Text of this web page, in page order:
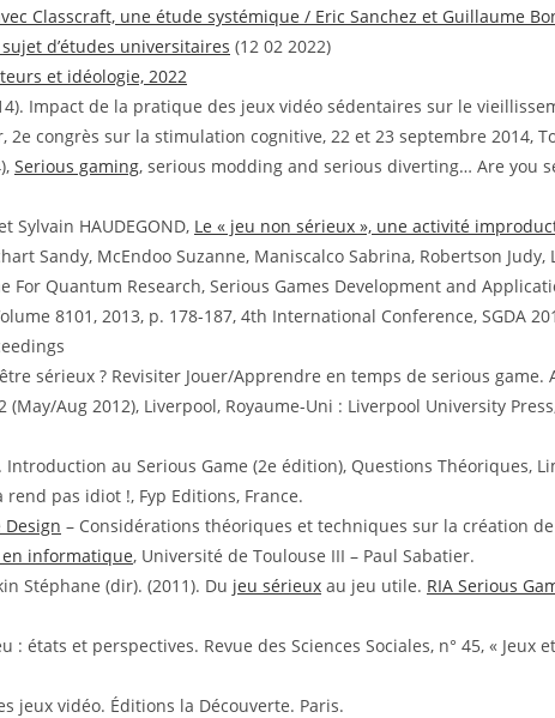
Classcraft, une étude systémique / Eric Sanchez et Guillaume
d’études universitaires (12 02 2022)
et idéologie, 2022
Impact de la pratique des jeux vidéo sédentaires sur le
2e congrès sur la stimulation cognitive, 22 et 23 septembre 2014,
Serious gaming, serious modding and serious diverting… Are you
Sylvain HAUDEGOND, Le « jeu non sérieux », une activité
Sandy, McEndoo Suzanne, Maniscalco Sabrina, Robertson Judy,
For Quantum Research, Serious Games Development and
8101, 2013, p. 178-187, 4th International Conference, SGDA
sérieux ? Revisiter Jouer/Apprendre en temps de serious game.
(May/Aug 2012), Liverpool, Royaume-Uni : Liverpool University
au Serious Game (2e édition), Questions Théoriques,
rend pas idiot !, Fyp Editions, France.
Design – Considérations théoriques et techniques sur la création
informatique, Université de Toulouse III – Paul Sabatier.
Stéphane (dir). (2011). Du jeu sérieux au jeu utile. RIA Serious
: états et perspectives. Revue des Sciences Sociales, n° 45, « Jeux
jeux vidéo. Éditions la Découverte. Paris.